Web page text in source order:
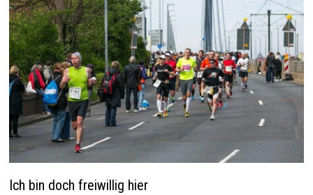
Ich bin doch freiwillig hier